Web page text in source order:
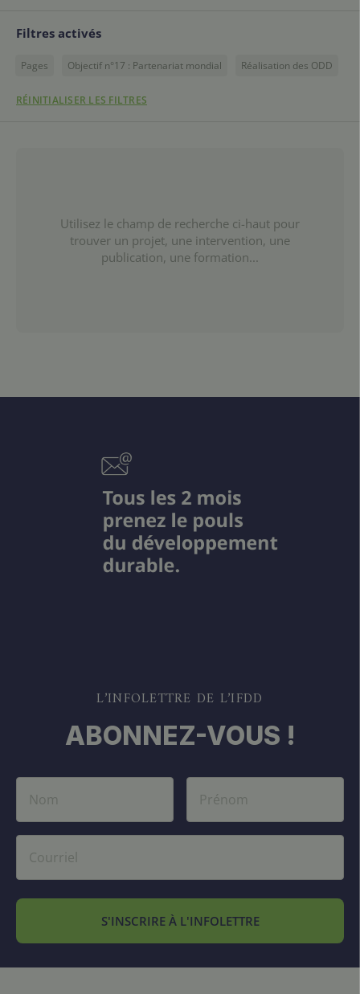
Filtres activés
Pages Objectif n°17 : Partenariat mondial Réalisation des ODD
RÉINITIALISER LES FILTRES
Utilisez le champ de recherche ci-haut pour
trouver un projet, une intervention, une
publication, une formation...
L’INFOLETTRE DE L’IFDD
ABONNEZ-VOUS !
S'INSCRIRE À L'INFOLETTRE